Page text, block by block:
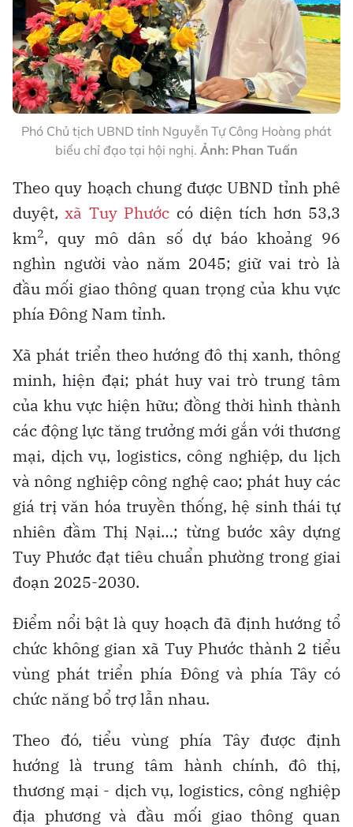
Phó Chủ tịch UBND tỉnh Nguyễn Tự Công Hoàng phát
biểu chỉ đạo tại hội nghị. Ảnh: Phan Tuấn
Theo quy hoạch chung được UBND tỉnh phê
duyệt,xã Tuy Phước có diện tích hơn 53,3
km2, quy mô dân số dự báo khoảng 96
nghìn người vào năm 2045; giữ vai trò là
đầu mối giao thông quan trọng của khu vực
phía Đông Nam tỉnh.
Xã phát triển theo hướng đô thị xanh, thông
minh, hiện đại; phát huy vai trò trung tâm
của khu vực hiện hữu; đồng thời hình thành
các động lực tăng trưởng mới gắn với thương
mại, dịch vụ, logistics, công nghiệp, du lịch
và nông nghiệp công nghệ cao; phát huy các
giá trị văn hóa truyền thống, hệ sinh thái tự
nhiên đầm Thị Nại…; từng bước xây dựng
Tuy Phước đạt tiêu chuẩn phường trong giai
đoạn 2025-2030.
Điểm nổi bật là quy hoạch đã định hướng tổ
chức không gian xã Tuy Phước thành 2 tiểu
vùng phát triển phía Đông và phía Tây có
chức năng bổ trợ lẫn nhau.
Theo đó, tiểu vùng phía Tây được định
hướng là trung tâm hành chính, đô thị,
thương mại - dịch vụ, logistics, công nghiệp
địa phương và đầu mối giao thông quan